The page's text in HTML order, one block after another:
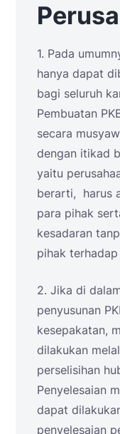
1. Pada
hanya dapat
bagi seluruh
Pembuatan
secara
dengan itikad
yaitu
berarti, harus
para pihak
kesadaran
pihak
2. Jika di
penyusunan
kesepakatan,
dilakukan
perselisihan
Penyelesaian
dapat
penyelesaian